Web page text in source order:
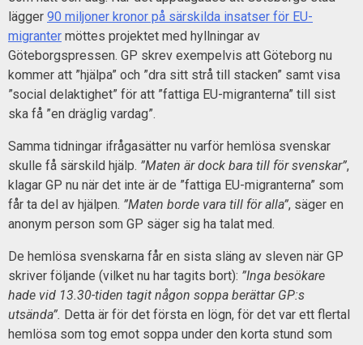
lägger 90 miljoner kronor på särskilda insatser för EU-
migranter möttes projektet med hyllningar av
Göteborgspressen. GP skrev exempelvis att Göteborg nu
kommer att ”hjälpa” och ”dra sitt strå till stacken” samt visa
”social delaktighet” för att ”fattiga EU-migranterna” till sist
ska få ”en dräglig vardag”.
Samma tidningar ifrågasätter nu varför hemlösa svenskar
skulle få särskild hjälp. ”Maten är dock bara till för svenskar”,
klagar GP nu när det inte är de ”fattiga EU-migranterna” som
får ta del av hjälpen. ”Maten borde vara till för alla”, säger en
anonym person som GP säger sig ha talat med.
De hemlösa svenskarna får en sista släng av sleven när GP
skriver följande (vilket nu har tagits bort): ”Inga besökare
hade vid 13.30-tiden tagit någon soppa berättar GP:s
utsända”. Detta är för det första en lögn, för det var ett flertal
hemlösa som tog emot soppa under den korta stund som